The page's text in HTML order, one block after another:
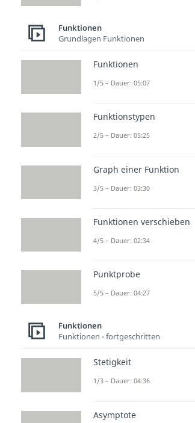
Funktionen
Grundlagen Funktionen
Funktionen
1/5 – Dauer: 05:07
Funktionstypen
2/5 – Dauer: 05:25
Graph einer Funktion
3/5 – Dauer: 03:30
Funktionen verschieben
4/5 – Dauer: 02:34
Punktprobe
5/5 – Dauer: 04:27
Funktionen
Funktionen - fortgeschritten
Stetigkeit
1/3 – Dauer: 04:36
Asymptote